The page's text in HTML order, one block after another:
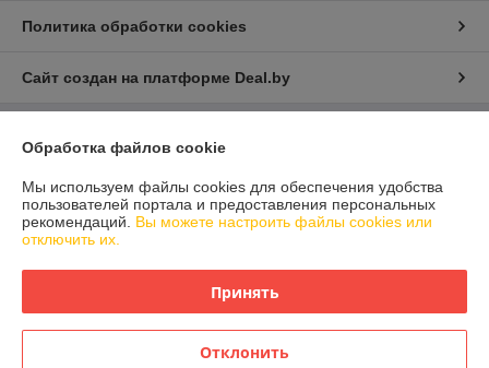
Политика обработки cookies
Сайт создан на платформе Deal.by
Информация для покупателя
Юридическое лицо:ООО "Айлер Трейд"
г. Минск, ул. Скрыганова 6/2-23, комн. 2120 1ый этаж
Регистрационный номер ЕГР: 192611529
УНП: 192611529
Регистрационный орган: Главное управление юстиции Горисполкома
Дата регистрации компании: 26.02.2016
Обработка файлов cookie
Мы используем файлы cookies для обеспечения удобства
пользователей портала и предоставления персональных
рекомендаций. Вы можете настроить файлы cookies или
отключить их.
Принять
Отклонить